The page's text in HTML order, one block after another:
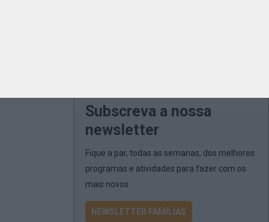
Subscreva a nossa
newsletter
Fique a par, todas as semanas, dos melhores
programas e atividades para fazer com os
mais novos
NEWSLETTER FAMÍLIAS